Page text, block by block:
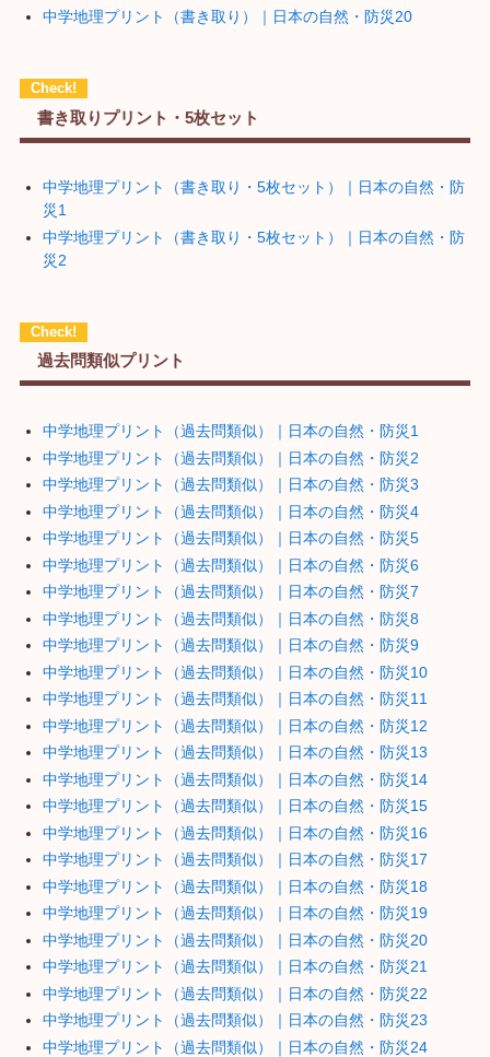
中学地理プリント（書き取り）｜日本の自然・防災20
書き取りプリント・5枚セット
中学地理プリント（書き取り・5枚セット）｜日本の自然・防
災1
中学地理プリント（書き取り・5枚セット）｜日本の自然・防
災2
過去問類似プリント
中学地理プリント（過去問類似）｜日本の自然・防災1
中学地理プリント（過去問類似）｜日本の自然・防災2
中学地理プリント（過去問類似）｜日本の自然・防災3
中学地理プリント（過去問類似）｜日本の自然・防災4
中学地理プリント（過去問類似）｜日本の自然・防災5
中学地理プリント（過去問類似）｜日本の自然・防災6
中学地理プリント（過去問類似）｜日本の自然・防災7
中学地理プリント（過去問類似）｜日本の自然・防災8
中学地理プリント（過去問類似）｜日本の自然・防災9
中学地理プリント（過去問類似）｜日本の自然・防災10
中学地理プリント（過去問類似）｜日本の自然・防災11
中学地理プリント（過去問類似）｜日本の自然・防災12
中学地理プリント（過去問類似）｜日本の自然・防災13
中学地理プリント（過去問類似）｜日本の自然・防災14
中学地理プリント（過去問類似）｜日本の自然・防災15
中学地理プリント（過去問類似）｜日本の自然・防災16
中学地理プリント（過去問類似）｜日本の自然・防災17
中学地理プリント（過去問類似）｜日本の自然・防災18
中学地理プリント（過去問類似）｜日本の自然・防災19
中学地理プリント（過去問類似）｜日本の自然・防災20
中学地理プリント（過去問類似）｜日本の自然・防災21
中学地理プリント（過去問類似）｜日本の自然・防災22
中学地理プリント（過去問類似）｜日本の自然・防災23
中学地理プリント（過去問類似）｜日本の自然・防災24